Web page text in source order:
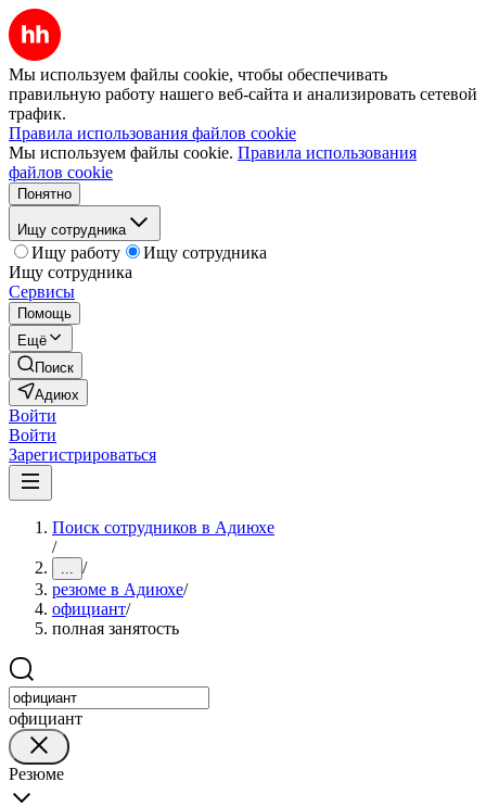
Мы используем файлы cookie, чтобы обеспечивать
правильную работу нашего веб-сайта и анализировать сетевой
трафик.
Правила использования файлов cookie
Мы используем файлы cookie. Правила использования
файлов cookie
Понятно
Ищу сотрудника
Ищу работу
Ищу сотрудника
Ищу сотрудника
Сервисы
Помощь
Ещё
Поиск
Адиюх
Войти
Войти
Зарегистрироваться
Поиск сотрудников в Адиюхе
/
... /
резюме в Адиюхе/
официант/
полная занятость
официант
Резюме